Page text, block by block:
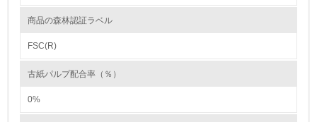
従業員が環境方針に基づいて自分の業務の中で行うべき環
境対策を理解し、実践している
環境活動に関する規格やプログラムを導入している
商品の森林認証ラベル
FSC(R)
古紙パルプ配合率（％）
0%